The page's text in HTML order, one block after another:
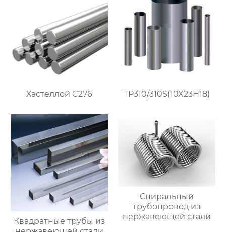
Хастеллой C276 TP310/310S(10X23H18)
Квадратные трубы из
Спиральный
трубопровод из
нержавеющей стали